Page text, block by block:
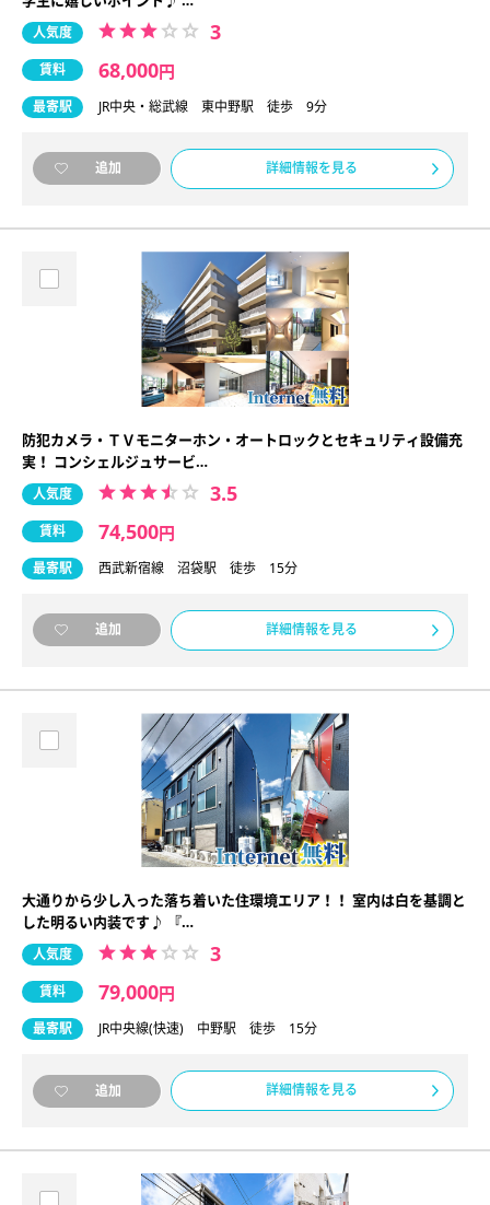
人気度 3
賃料 68,000円
最寄駅 JR中央・総武線 東中野駅 徒歩 9分
追加 詳細情報を見る
防犯カメラ・ＴＶモニターホン・オートロックとセキュリティ設備充
実！ コンシェルジュサービ…
人気度 3.5
賃料 74,500円
最寄駅 西武新宿線 沼袋駅 徒歩 15分
追加 詳細情報を見る
大通りから少し入った落ち着いた住環境エリア！！ 室内は白を基調と
した明るい内装です♪ 『…
人気度 3
賃料 79,000円
最寄駅 JR中央線(快速) 中野駅 徒歩 15分
追加 詳細情報を見る